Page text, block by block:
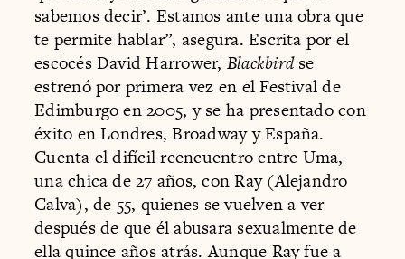
sabemos decir’. Estamos ante una obra que
te permite hablar”, asegura. Escrita por el
escocés David Harrower, Blackbirdse
estrenó por primera vez en el Festival de
Edimburgo en 2005, y se ha presentado con
éxito en Londres, Broadway y España.
Cuenta el difícil reencuentro entre Uma,
una chica de 27 años, con Ray (Alejandro
Calva), de 55, quienes se vuelven a ver
después de que él abusara sexualmente de
ella quince años atrás. Aunque Ray fue a